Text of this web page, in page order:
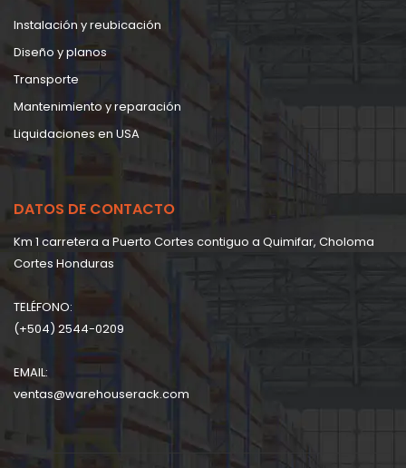
Instalación y reubicación
Diseño y planos
Transporte
Mantenimiento y reparación
Liquidaciones en USA
DATOS DE CONTACTO
Km 1 carretera a Puerto Cortes contiguo a Quimifar, Choloma
Cortes Honduras
TELÉFONO:
(+504) 2544-0209
EMAIL:
ventas@warehouserack.com